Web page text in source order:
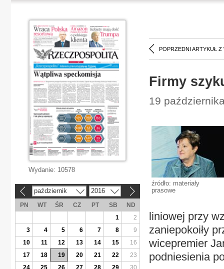
POPRZEDNI ARTYKUŁ Z
Firmy
19
źródło: materiały
prasowe
liniowej przy
zaniepokoiły
wicepremier
podniesienia
Wydanie: 10578
październik 2016
PN WT ŚR CZ PT SB
ND
1
2
3
4 5 6 7 8
9
10
11 12 13 14 15
16
17
18 19 20 21 22
23
24
25 26 27 28 29
30